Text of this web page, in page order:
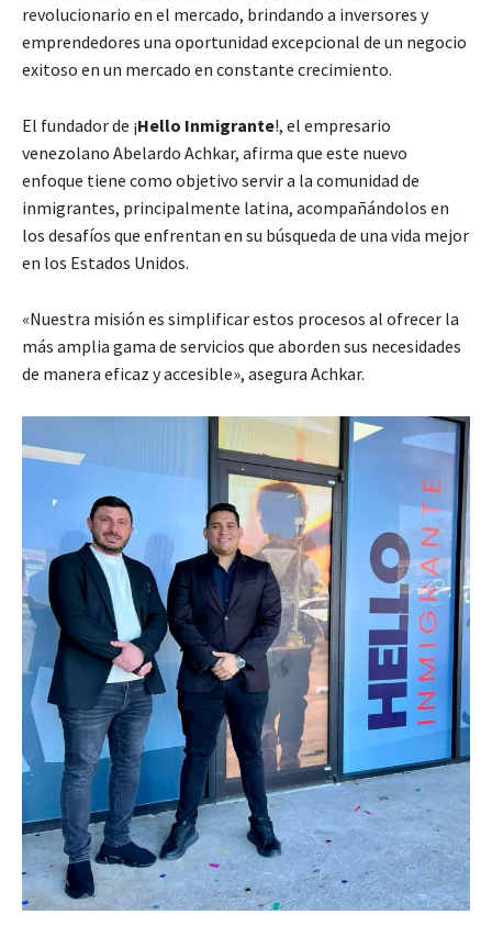
revolucionario en el mercado, brindando a inversores y
emprendedores una oportunidad excepcional de un negocio
exitoso en un mercado en constante crecimiento.
El fundador de ¡Hello Inmigrante!, el empresario
venezolano Abelardo Achkar, afirma que este nuevo
enfoque tiene como objetivo servir a la comunidad de
inmigrantes, principalmente latina, acompañándolos en
los desafíos que enfrentan en su búsqueda de una vida mejor
en los Estados Unidos.
«Nuestra misión es simplificar estos procesos al ofrecer la
más amplia gama de servicios que aborden sus necesidades
de manera eficaz y accesible», asegura Achkar.